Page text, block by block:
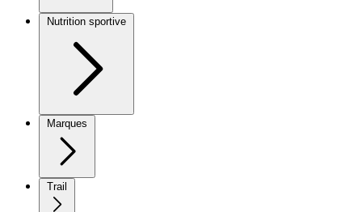
Nutrition sportive
Marques
Trail